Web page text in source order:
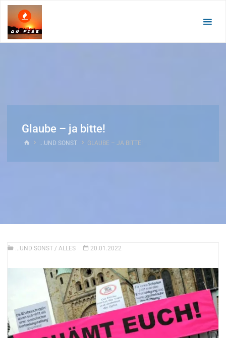
Zum
springen
Glaube – ja bitte!
START...UND SONST GLAUBE – JA BITTE!
...UND SONST / ALLES 20.01.2022